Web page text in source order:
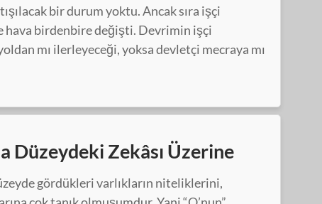
bir durum yoktu. Ancak sıra işçi
hava birdenbire değişti. Devrimin işçi
mı ilerleyeceği, yoksa devletçi mecraya mı
Düzeydeki Zekâsı Üzerine
gördükleri varlıkların niteliklerini,